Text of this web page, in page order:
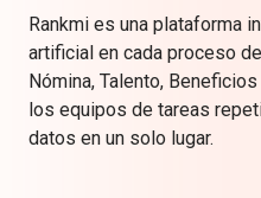
Rankmi es una plataforma
artificial en cada proceso
Nómina, Talento,
los equipos de tareas
datos en un solo lugar.